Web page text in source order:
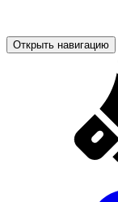
Открыть навигацию